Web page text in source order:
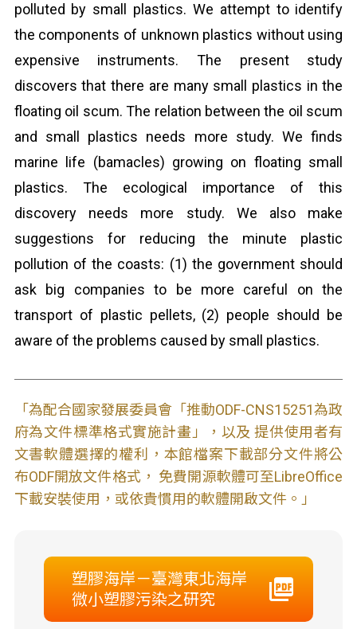
polluted by small plastics. We attempt to identify
the components of unknown plastics without using
expensive instruments. The present study
discovers that there are many small plastics in the
floating oil scum. The relation between the oil scum
and small plastics needs more study. We finds
marine life (bamacles) growing on floating small
plastics. The ecological importance of this
discovery needs more study. We also make
suggestions for reducing the minute plastic
pollution of the coasts: (1) the government should
ask big companies to be more careful on the
transport of plastic pellets, (2) people should be
aware of the problems caused by small plastics.
「為配合國家發展委員會「推動ODF-CNS15251為政
府為文件標準格式實施計畫」，以及 提供使用者有
文書軟體選擇的權利，本館檔案下載部分文件將公
布ODF開放文件格式， 免費開源軟體可至LibreOffice
下載安裝使用，或依貴慣用的軟體開啟文件。」
塑膠海岸－臺灣東北海岸
微小塑膠污染之研究